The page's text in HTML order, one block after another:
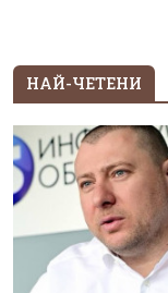
НАЙ-ЧЕТЕНИ